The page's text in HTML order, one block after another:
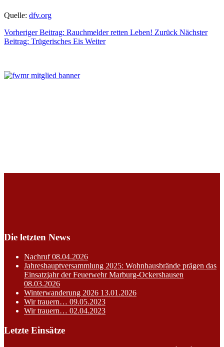
Quelle: dfv.org
Vorheriger Beitrag: Rauchmelder retten Leben! Zurück Nächster
Beitrag: Trügerisches Eis Weiter
Die letzten News
Nachruf08.04.2026
Jahreshauptversammlung 2025: Wohnhausbrände prägen das
Einsatzjahr der Feuerwehr Marburg-Ockershausen
08.03.2026
Winterwanderung 2026 13.01.2026
Wir trauern… 09.05.2023
Wir trauern… 02.04.2023
Letzte Einsätze